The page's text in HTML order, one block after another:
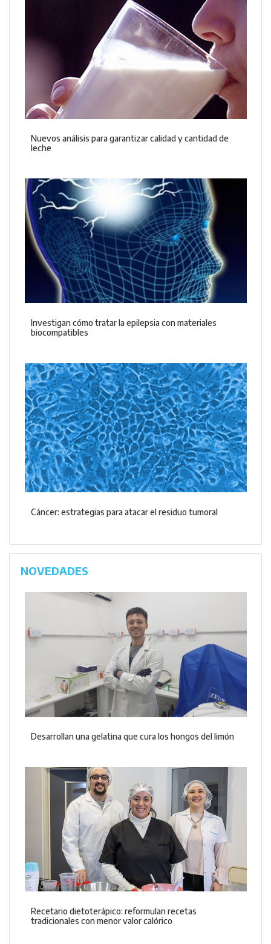
Nuevos análisis para garantizar calidad y cantidad de
leche
Investigan cómo tratar la epilepsia con materiales
biocompatibles
Cáncer: estrategias para atacar el residuo tumoral
NOVEDADES
Desarrollan una gelatina que cura los hongos del limón
Recetario dietoterápico: reformulan recetas
tradicionales con menor valor calórico